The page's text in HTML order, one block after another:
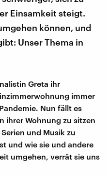
Einsamkeit steigt.
können, und
Unser Thema in
Greta ihr
immer
Nun fällt es
ihrer Wohnung zu sitzen
und Musik zu
und wie sie und andere
umgehen, verrät sie uns